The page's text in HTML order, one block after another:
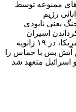
ممنوعه توسط
رژیم
یعنی نابودی
اسیران
صهیونیست از نوار غزه و برغم کمکهای زیاد آمریکا، در ۱۹ ژانویه
توافق آتش بس با حماس را
اسرائیل متعهد شد